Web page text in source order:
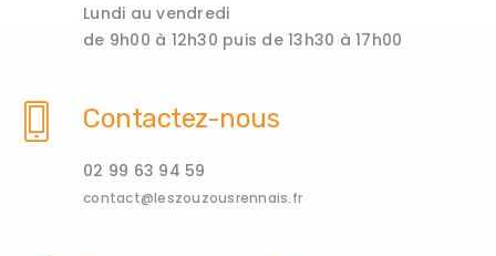
Lundi au vendredi
de 9h00 à 12h30 puis de 13h30 à 17h00
Contactez-nous
02 99 63 94 59
contact@leszouzousrennais.fr